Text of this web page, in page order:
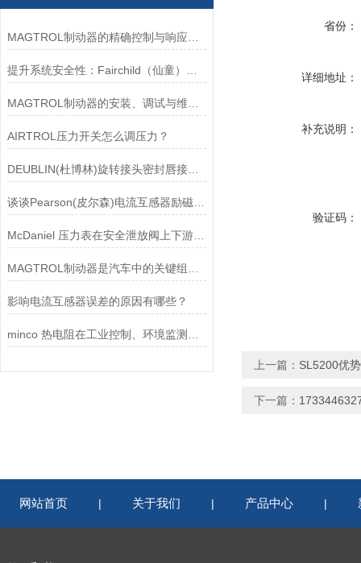
AIRTROL压力开关怎么调压力？
DEUBLIN(杜博林)旋转接头密封唇接觖宽度和负载
谈谈Pearson(皮尔森)电流互感器励磁特性试验的目的
McDaniel 压力表在安全泄放阀上下游压力监测中的应用
影响电流互感器误差的原因有哪些？
省份：
详细地址：
补充说明：
验证码：
上一篇： SL5200优
下一篇：
网站首页 | 关于我们 | 产品中心 |